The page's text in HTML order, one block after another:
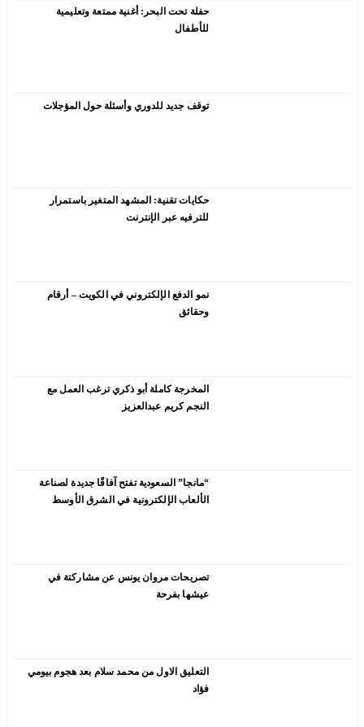
حفلة تحت البحر: أغنية ممتعة وتعليمية
للأطفال
توقف جديد للدوري وأسئلة حول المؤجلات
حكايات تقنية: المشهد المتغير باستمرار
للترفيه عبر الإنترنت
نمو الدفع الإلكتروني في الكويت – أرقام
وحقائق
المخرجة كاملة أبو ذكري ترغب العمل مع
النجم كريم عبدالعزيز
“مانجا” السعودية تفتح آفاقًا جديدة لصناعة
الألعاب الإلكترونية في الشرق الأوسط
تصريحات مروان يونس عن مشاركتة في
عيشها بفرحة
التعليق الاول من محمد سلام بعد هجوم بيومي
فؤاد